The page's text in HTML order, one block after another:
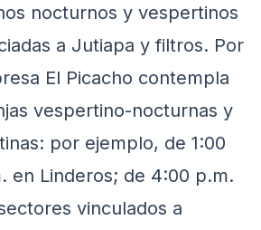
nocturnos y vespertinos
a Jutiapa y filtros. Por
El Picacho contempla
vespertino-nocturnas y
por ejemplo, de 1:00
en Linderos; de 4:00 p.m.
vinculados a